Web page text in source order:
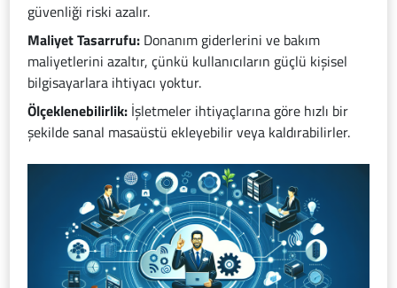
güvenliği riski azalır.
Maliyet Tasarrufu: Donanım giderlerini ve bakım
maliyetlerini azaltır, çünkü kullanıcıların güçlü kişisel
bilgisayarlara ihtiyacı yoktur.
Ölçeklenebilirlik: İşletmeler ihtiyaçlarına göre hızlı bir
şekilde sanal masaüstü ekleyebilir veya kaldırabilirler.